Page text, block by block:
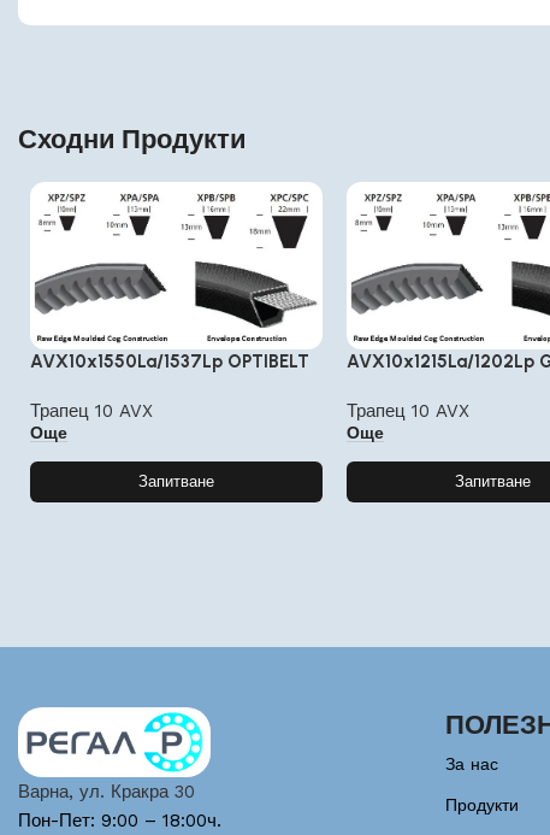
Сходни Продукти
AVX10x1550La/1537Lp OPTIBELT
Трапец 10 AVX
Още
Запитване
AVX10x1215La/1202Lp
Трапец 10 AVX
Още
Запитване
Варна, ул. Кракра 30
Пон-Пет: 9:00 – 18:00ч.
За нас
Продукти